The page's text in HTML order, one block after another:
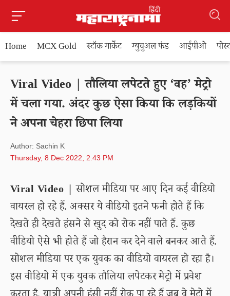
Home MCX Gold स्टॉक मार्केट म्युचुअल फंड आईपीओ
Viral Video | तौलिया लपेटते हुए ‘वह’ मेट्रो
में चला गया. अंदर कुछ ऐसा किया कि लड़कियों
ने अपना चेहरा छिपा लिया
Author: Sachin K
Thursday, 8 Dec 2022, 2.43 PM
Viral Video | सोशल मीडिया पर आए दिन कई वीडियो
वायरल हो रहे हैं. अक्सर ये वीडियो इतने फनी होते हैं कि
देखते ही देखते हंसने से खुद को रोक नहीं पाते हैं. कुछ
वीडियो ऐसे भी होते हैं जो हैरान कर देने वाले बनकर आते हैं.
सोशल मीडिया पर एक युवक का वीडियो वायरल हो रहा है।
इस वीडियो में एक युवक तौलिया लपेटकर मेट्रो में प्रवेश